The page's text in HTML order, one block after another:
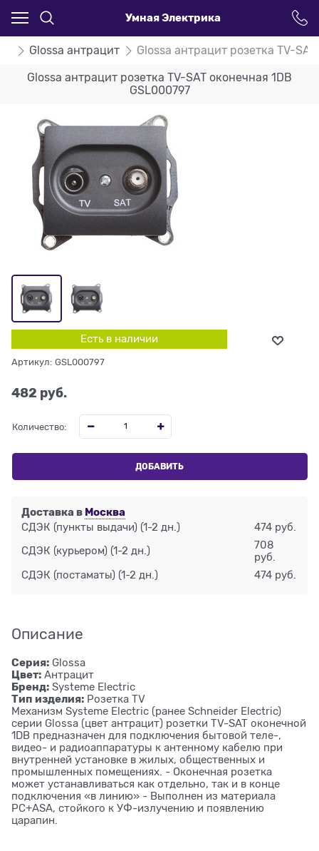
Умная Электрика
Glossa антрацит Glossa антрацит розетка TV-
Glossa антрацит розетка TV-SAT оконечная 1DB
GSL000797
Есть в наличии
Артикул: GSL000797
482 руб.
Количество:
ДОБАВИТЬ
Доставка в Москва
СДЭК (пункты выдачи) (1-2 дн.) 474 руб.
СДЭК (курьером) (1-2 дн.)
708
руб.
СДЭК (постаматы) (1-2 дн.) 474 руб.
Описание
Серия: Glossa
Цвет: Антрацит
Бренд: Systeme Electric
Тип изделия: Розетка ТV
Механизм Systeme Electric (ранее Schneider Electric)
серии Glossa (цвет антрацит) розетки TV-SAT оконечной
1DB предназначен для подключения бытовой теле-,
видео- и радиоаппаратуры к антенному кабелю при
внутренней установке в жилых, общественных и
промышленных помещениях. - Оконечная розетка
может устанавливаться как отдельно, так и в конце
подключения «в линию» - Выполнен из материала
PС+ASA, стойкого к УФ-излучению и появлению
царапин.